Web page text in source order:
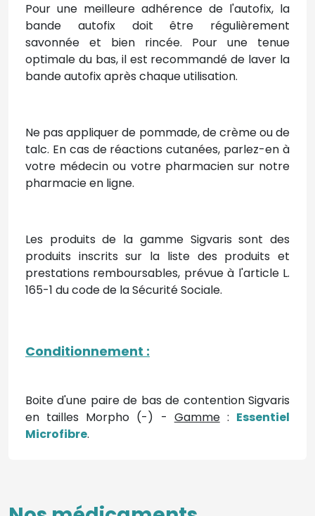
Pour une meilleure adhérence de l'autofix, la
bande autofix doit être régulièrement
savonnée et bien rincée. Pour une tenue
optimale du bas, il est recommandé de laver la
bande autofix après chaque utilisation.
Ne pas appliquer de pommade, de crème ou de
talc. En cas de réactions cutanées, parlez-en à
votre médecin ou votre pharmacien sur notre
pharmacie en ligne.
Les produits de la gamme Sigvaris sont des
produits inscrits sur la liste des produits et
prestations remboursables, prévue à l'article L.
165-1 du code de la Sécurité Sociale.
Conditionnement :
Boite d'une paire de bas de contention Sigvaris
en tailles Morpho (-) - Gamme: Essentiel
Microfibre.